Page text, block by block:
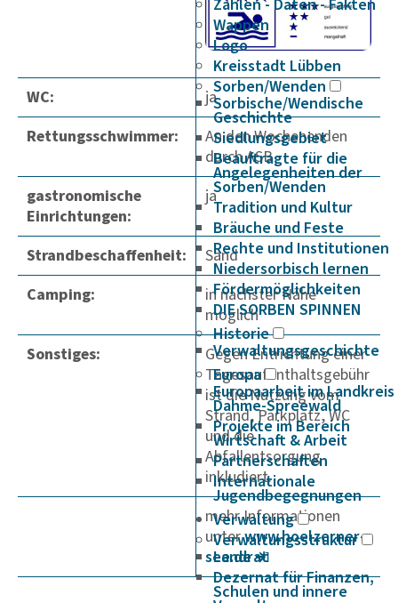
Zahlen - Daten - Fakten
Wappen
Logo
Kreisstadt Lübben
Sorben/Wenden
Sorbische/Wendische
Geschichte
Siedlungsgebiet
Beauftragte für die
Angelegenheiten der
Sorben/Wenden
Tradition und Kultur
Bräuche und Feste
Rechte und Institutionen
Niedersorbisch lernen
Fördermöglichkeiten
DIE SORBEN SPINNEN
Historie
Verwaltungsgeschichte
Europa
Europaarbeit im Landkreis
Dahme-Spreewald
Projekte im Bereich
Wirtschaft & Arbeit
Partnerschaften
Internationale
Jugendbegegnungen
Verwaltung
Verwaltungsstruktur
Landrat
Dezernat für Finanzen,
Schulen und innere
WC:
ja
Rettungsschwimmer:
An den Wochenenden
durch ASB
gastronomische
Einrichtungen:
ja
Strandbeschaffenheit:
Sand
Camping:
in nächster Nähe
möglich
Sonstiges:
Gegen Entrichtung einer
Tagesaufenthaltsgebühr
ist die Nutzung vom
Strand, Parkplatz, WC
und die
Abfallentsorgung
inkludiert.
mehr Informationen
unterwww.hoel­­zerner-
see.de